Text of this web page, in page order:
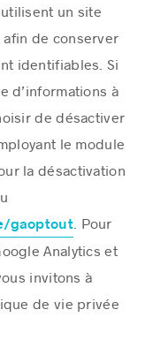
un site
de conserver
identifiables. Si
d’informations à
de désactiver
le module
la désactivation
gaoptout. Pour
Analytics et
invitons à
de vie privée